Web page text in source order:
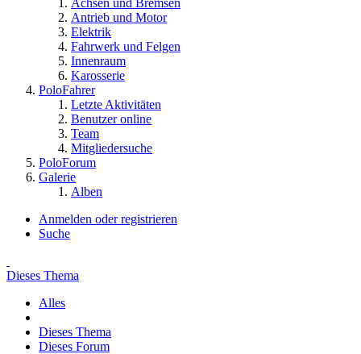
Achsen und Bremsen
Antrieb und Motor
Elektrik
Fahrwerk und Felgen
Innenraum
Karosserie
PoloFahrer
Letzte Aktivitäten
Benutzer online
Team
Mitgliedersuche
PoloForum
Galerie
Alben
Anmelden oder registrieren
Suche
Dieses Thema
Alles
Dieses Thema
Dieses Forum